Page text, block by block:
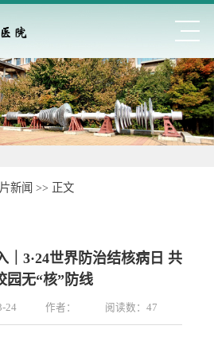
新闻 >> 正文
｜3·24世界防治结核病日 共
园无“核”防线
24 作者： 阅读数： 47